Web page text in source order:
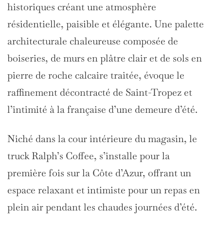
historiques créant une atmosphère
résidentielle, paisible et élégante. Une palette
architecturale chaleureuse composée de
boiseries, de murs en plâtre clair et de sols en
pierre de roche calcaire traitée, évoque le
raffinement décontracté de Saint-Tropez et
l’intimité à la française d’une demeure d’été.
Niché dans la cour intérieure du magasin, le
truck Ralph’s Coffee, s’installe pour la
première fois sur la Côte d’Azur, offrant un
espace relaxant et intimiste pour un repas en
plein air pendant les chaudes journées d’été.